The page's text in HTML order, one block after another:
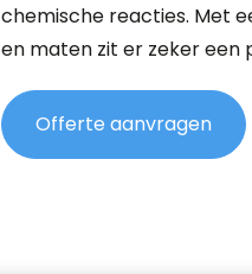
chemische reacties. Met
en maten zit er zeker een
Offerte aanvragen